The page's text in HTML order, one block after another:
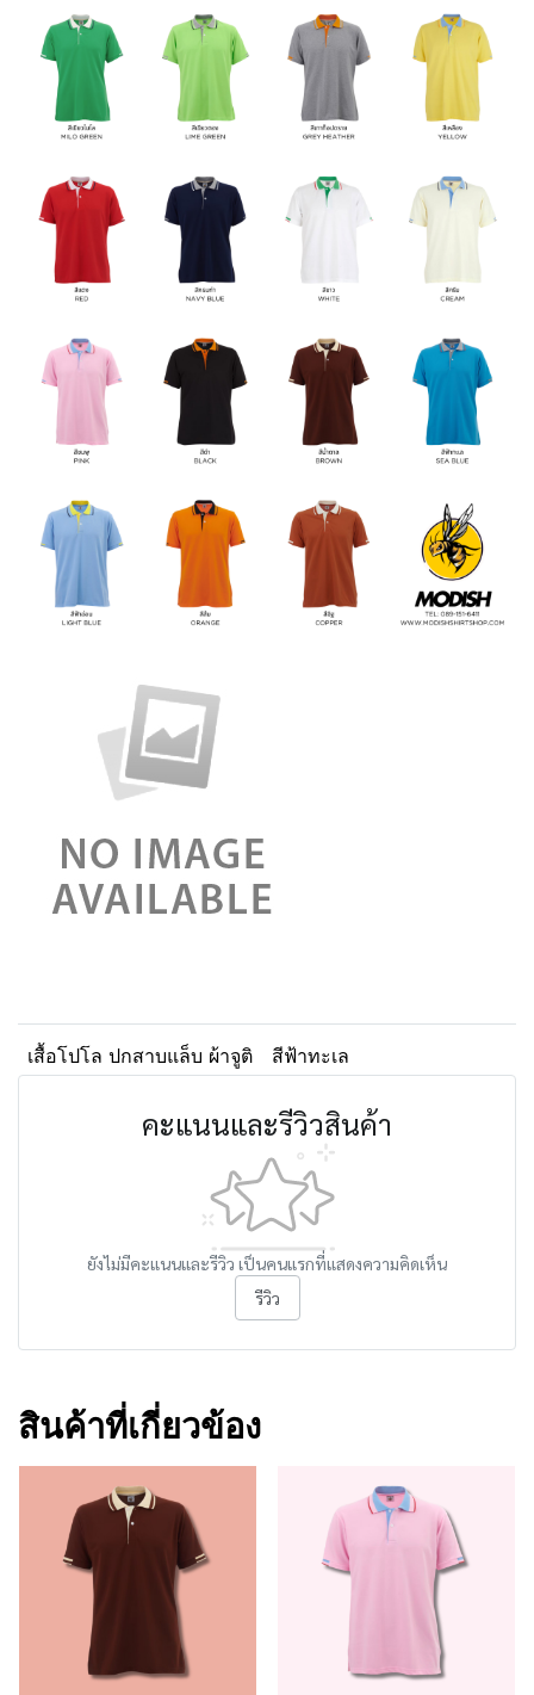
เสื้อโปโล ปกสาบแล็บ ผ้าจูติ สีฟ้าทะเล
คะแนนและรีวิวสินค้า
ยังไม่มีคะแนนและรีวิว เป็นคนแรกที่แสดงความคิดเห็น
รีวิว
สินค้าที่เกี่ยวข้อง